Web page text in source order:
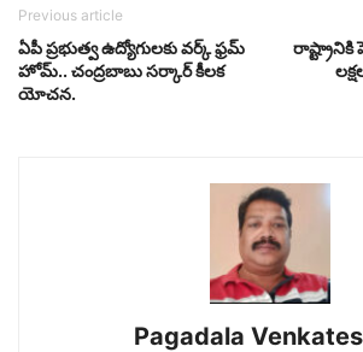
Previous article
ఏపీ ప్రభుత్వ ఉద్యోగులకు వర్క్ ఫ్రమ్
హోమ్.. చంద్రబాబు సర్కార్ కీలక
యోచన.
రాష్ట్రానికి
Pagadala